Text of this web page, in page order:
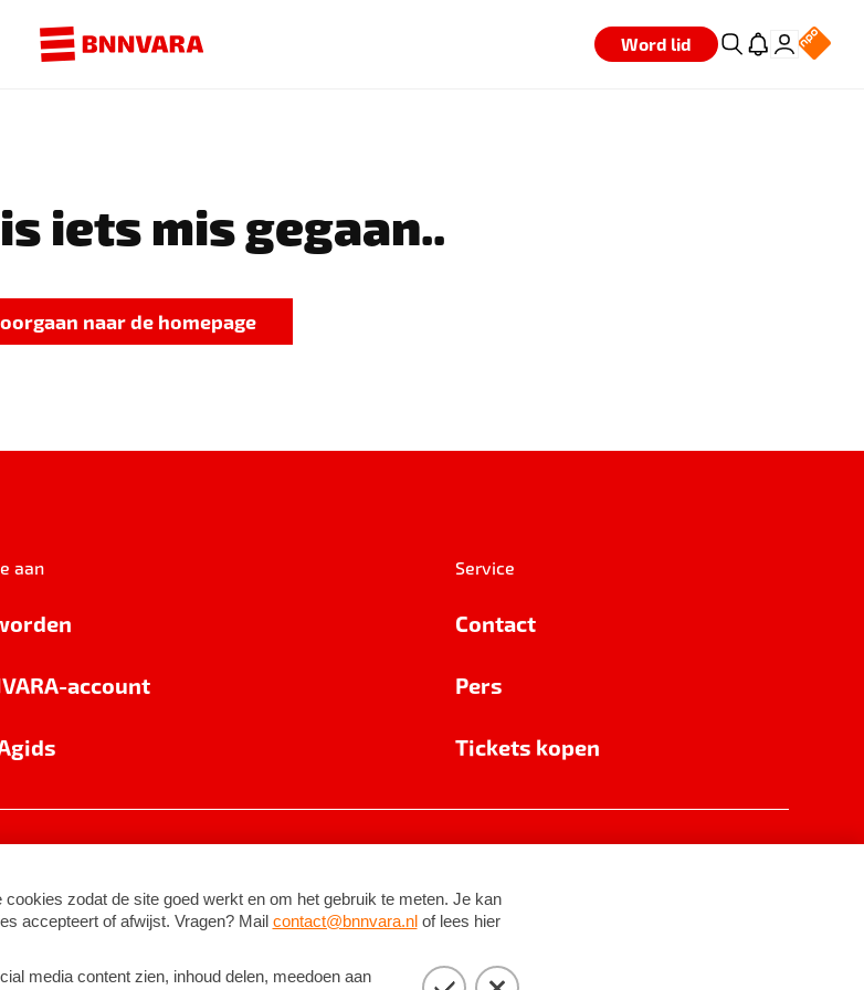
Word lid
iets mis gegaan..
naar de homepage
aan
account
Service
Contact
Pers
Tickets kopen
©2026BNNVARA